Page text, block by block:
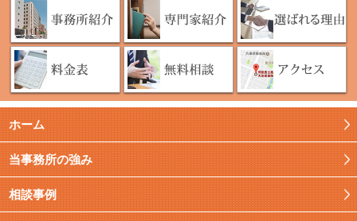
ホーム
当事務所の強み
相談事例